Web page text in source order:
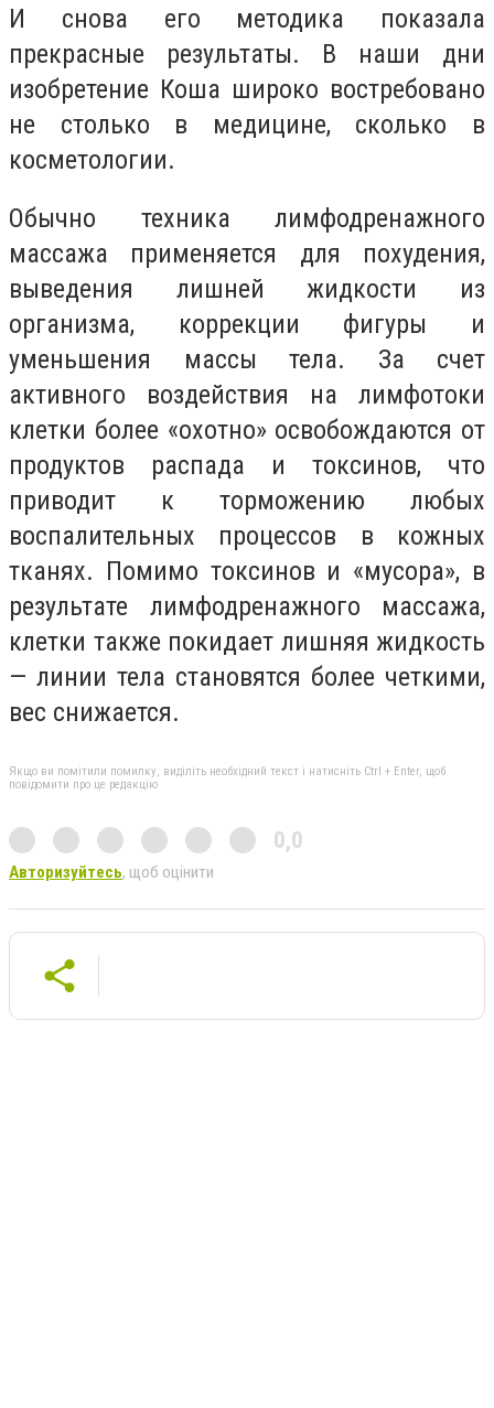
И снова его методика показала
прекрасные результаты. В наши дни
изобретение Коша широко востребовано
не столько в медицине, сколько в
косметологии.
Обычно техника лимфодренажного
массажа применяется для похудения,
выведения лишней жидкости из
организма, коррекции фигуры и
уменьшения массы тела. За счет
активного воздействия на лимфотоки
клетки более «охотно» освобождаются от
продуктов распада и токсинов, что
приводит к торможению любых
воспалительных процессов в кожных
тканях. Помимо токсинов и «мусора», в
результате лимфодренажного массажа,
клетки также покидает лишняя жидкость
— линии тела становятся более четкими,
вес снижается.
Якщо ви помітили помилку, виділіть необхідний текст і натисніть Ctrl + Enter, щоб
повідомити про це редакцію
0,0
Авторизуйтесь, щоб оцінити